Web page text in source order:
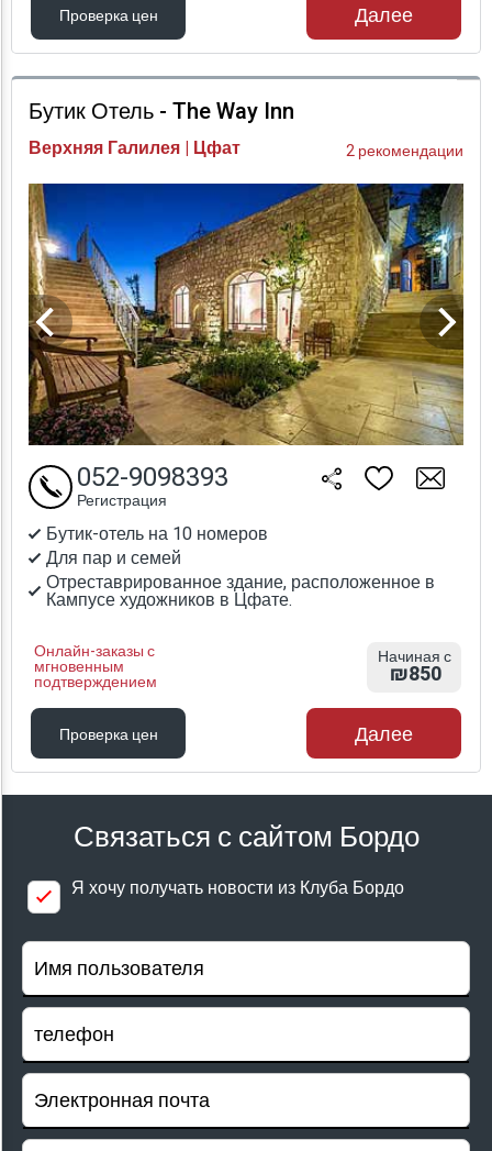
Проверка цен
Проверка цен
Далее
Бутик Отель - The Way Inn
Верхняя Галилея | Цфат 2 рекомендации
Бутик-отель на 10 номеров
Для пар и семей
Отреставрированное здание, расположенное в
Кампусе художников в Цфате.
Онлайн-заказы с
мгновенным
подтверждением
052-9098393
Регистрация
Начиная с
₪850
Проверка цен
Проверка цен
Далее
Связаться с сайтом Бордо
Я хочу получать новости из Клуба Бордо